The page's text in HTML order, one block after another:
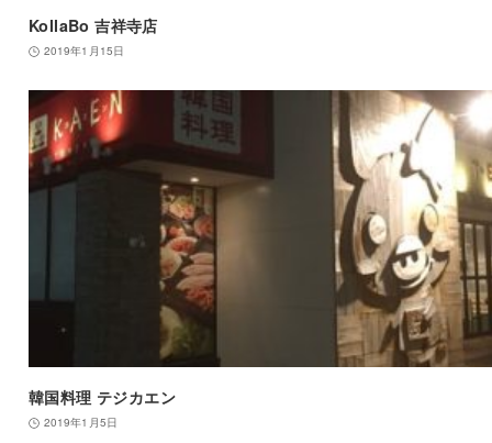
KollaBo 吉祥寺店
2019年1月15日
韓国料理 テジカエン
2019年1月5日